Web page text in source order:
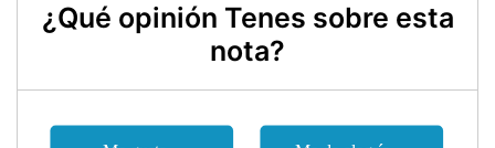
¿Qué opinión Tenes sobre esta
nota?